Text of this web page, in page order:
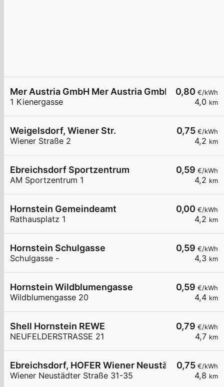
0,80 €/kWh
4,0 km
Mer Austria GmbH Mer Austria GmbH -
1 Kienergasse
0,75 €/kWh
4,2 km
Weigelsdorf, Wiener Str.
Wiener Straße 2
0,59 €/kWh
4,2 km
Ebreichsdorf Sportzentrum
AM Sportzentrum 1
0,00 €/kWh
4,2 km
Hornstein Gemeindeamt
Rathausplatz 1
0,59 €/kWh
4,3 km
Hornstein Schulgasse
Schulgasse -
0,59 €/kWh
4,4 km
Hornstein Wildblumengasse
Wildblumengasse 20
0,79 €/kWh
4,7 km
Shell Hornstein REWE
NEUFELDERSTRASSE 21
0,75 €/kWh
4,8 km
Ebreichsdorf, HOFER Wiener Neustädter Str.
Wiener Neustädter Straße 31-35